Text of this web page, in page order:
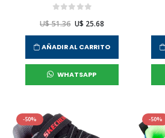
U$ 51.36 U$ 25.68
AÑADIR AL CARRITO
WHATSAPP
-50% -50%